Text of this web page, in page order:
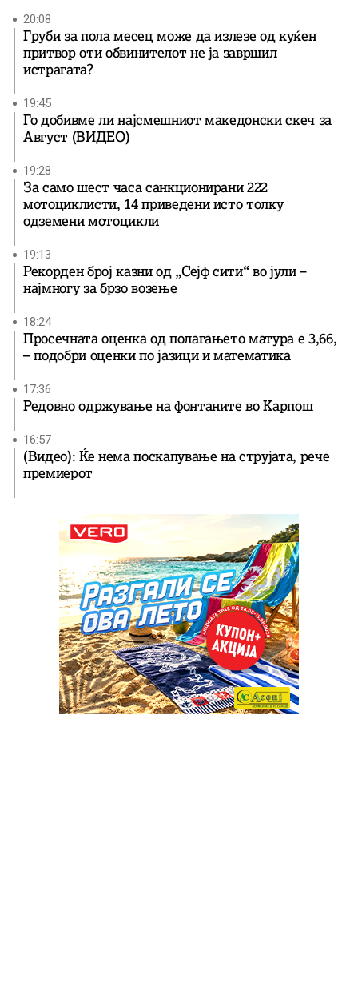
20:08
Груби за пола месец може да излезе од куќен
притвор оти обвинителот не ја завршил
истрагата?
19:45
Го добивме ли најсмешниот македонски скеч за
Август (ВИДЕО)
19:28
За само шест часа санкционирани 222
мотоциклисти, 14 приведени исто толку
одземени мотоцикли
19:13
Рекорден број казни од „Сејф сити“ во јули –
најмногу за брзо возење
18:24
Просечната оценка од полагањето матура е 3,66,
– подобри оценки по јазици и математика
17:36
Редовно одржување на фонтаните во Карпош
16:57
(Видео): Ќе нема поскапување на струјата, рече
премиерот